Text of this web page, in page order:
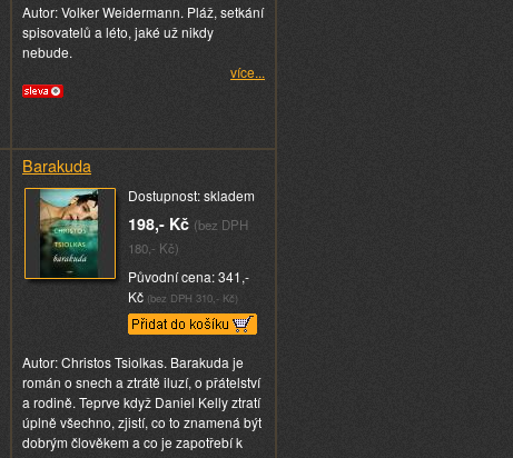
Autor: Volker Weidermann. Pláž, setkání
spisovatelů a léto, jaké už nikdy
nebude.
více...
Barakuda
Dostupnost: skladem
198,- Kč (bez DPH
180,- Kč)
Původní cena: 341,-
Kč (bez DPH 310,- Kč)
Autor: Christos Tsiolkas. Barakuda je
román o snech a ztrátě iluzí, o přátelství
a rodině. Teprve když Daniel Kelly ztratí
úplně všechno, zjistí, co to znamená být
dobrým člověkem a co je zapotřebí k